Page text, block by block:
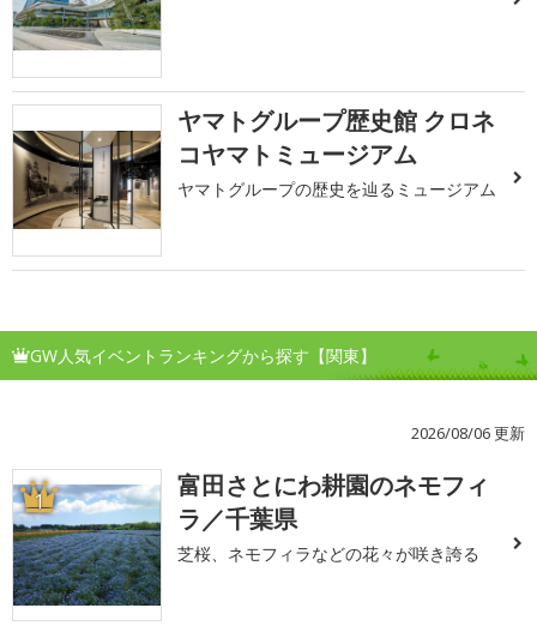
ヤマトグループ歴史館 クロネ
コヤマトミュージアム
ヤマトグループの歴史を辿るミュージアム
GW人気イベントランキングから探す【関東】
2026/08/06 更新
1
富田さとにわ耕園のネモフィ
ラ／千葉県
芝桜、ネモフィラなどの花々が咲き誇る